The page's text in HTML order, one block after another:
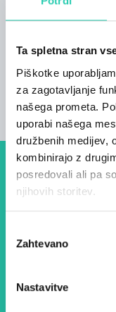
Ta spletna stran
Piškotke
za zagotavljanje
našega prometa.
uporabi našega
družbenih medijev,
kombinirajo z
posredovali ali pa
njihovih storitev.
soglasja
Zahtevano
Nastavitve
z mesnimi in
degustacijo vin
svoje goste.
Dogodki,
evropske
–
in